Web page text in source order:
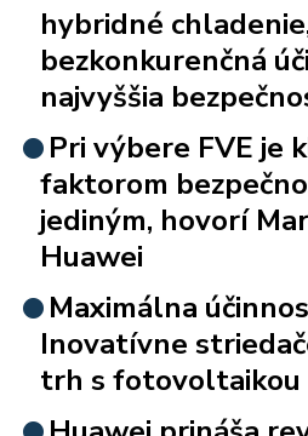
hybridné
bezkonkurenčná
najvyššia
Pri výbere FVE je
faktorom
jediným, hovorí
Huawei
Maximálna
Inovatívne
trh s fotovoltaikou